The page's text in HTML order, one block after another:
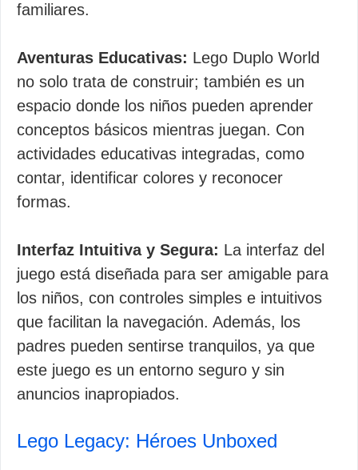
familiares.
Aventuras Educativas: Lego Duplo World
no solo trata de construir; también es un
espacio donde los niños pueden aprender
conceptos básicos mientras juegan. Con
actividades educativas integradas, como
contar, identificar colores y reconocer
formas.
Interfaz Intuitiva y Segura: La interfaz del
juego está diseñada para ser amigable para
los niños, con controles simples e intuitivos
que facilitan la navegación. Además, los
padres pueden sentirse tranquilos, ya que
este juego es un entorno seguro y sin
anuncios inapropiados.
Lego Legacy: Héroes Unboxed